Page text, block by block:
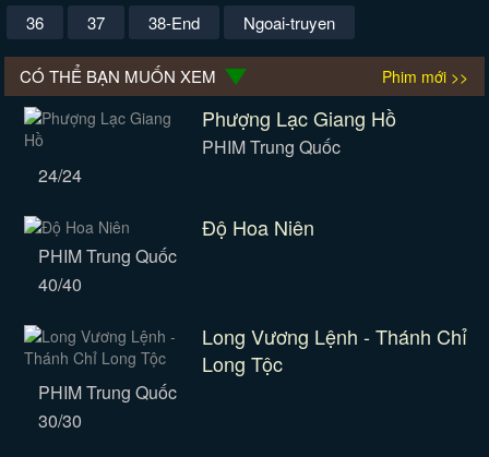
36
37 38-End Ngoai-truyen
CÓ THỂ BẠN MUỐN XEM Phim mới >>
Phượng Lạc Giang Hồ
PHIM Trung Quốc
24/24
Độ Hoa Niên
PHIM Trung Quốc
40/40
Long Vương Lệnh - Thánh Chỉ
Long Tộc
PHIM Trung Quốc
30/30